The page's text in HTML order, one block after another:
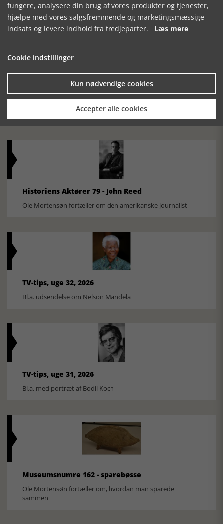
Silkeborg Hovedgården
Historisk festival i Faaborg
FOBURGH Faaborg Internationale Historie Festival 2026 30.
oktober - 1. november 2026
Historiens Aktører 79 - John Reed
Ole Mortensøn fortæller om den amerikanske journalist
TV-tips, uge 32, 2026
Bl.a. udsendelse om Nelson Mandela
TV-tips, uge 31, 2026
Bl.a. med portræt af Bodil Koch
Museumsnumre 162 - sparebøsse
Ole Mortensøn fortæller om, hvordan man sparede
sammen
fungere, analysere din brug af vores produkter og tjenester,
hjælpe med vores salgsfremmende og marketingsmæssige
indsats og levere indhold fra tredjeparter. Læs mere
Cookie indstillinger
Kun nødvendige cookies
Accepter alle cookies